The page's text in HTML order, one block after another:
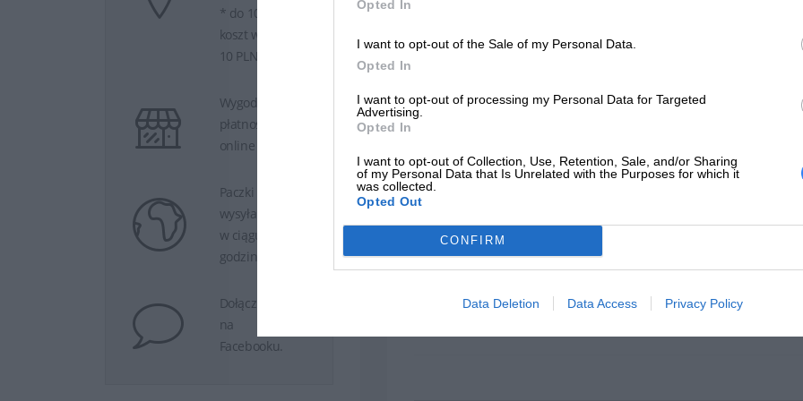
Opted In
I want to opt-out of the Sale of my Personal Data.
Opted In
I want to opt-out of processing my Personal Data for Targeted
Advertising.
Opted In
I want to opt-out of Collection, Use, Retention, Sale, and/or Sharing
of my Personal Data that Is Unrelated with the Purposes for which it
was collected.
Opted Out
CONFIRM
Data Deletion Data Access Privacy Policy
* do 100 PLN
koszt wysyłki
10 PLN
Wygodne
płatności
online
Paczki
wysyłamy
w ciągu 24
godzin.
Dołącz do nas
na
Facebooku.
Aby zapewnić optymalne działanie drukarki, zaleca się używanie
są testowane i dostosowane do konkretnych modeli drukarek, co
Tonery HP są integralną częścią procesu drukowania w drukarkach
uzyskania optymalnych wyników drukowania.
Wydajność (5% pokrycie) 3500 str. A4
jednostkowym
- C2680FX
INFORMACJE